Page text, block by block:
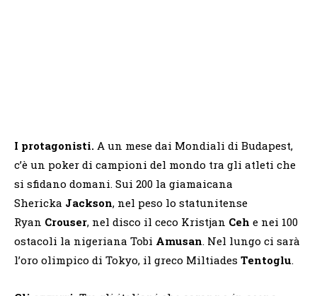
I protagonisti. A un mese dai Mondiali di Budapest,
c’è un poker di campioni del mondo tra gli atleti che
si sfidano domani. Sui 200 la giamaicana
Shericka Jackson, nel peso lo statunitense
Ryan Crouser, nel disco il ceco Kristjan Ceh e nei 100
ostacoli la nigeriana Tobi Amusan. Nel lungo ci sarà
l’oro olimpico di Tokyo, il greco Miltiades Tentoglu.